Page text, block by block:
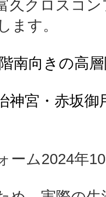
久クロスコ
ます。
階南向きの高
神宮・赤坂
ーム2024年10